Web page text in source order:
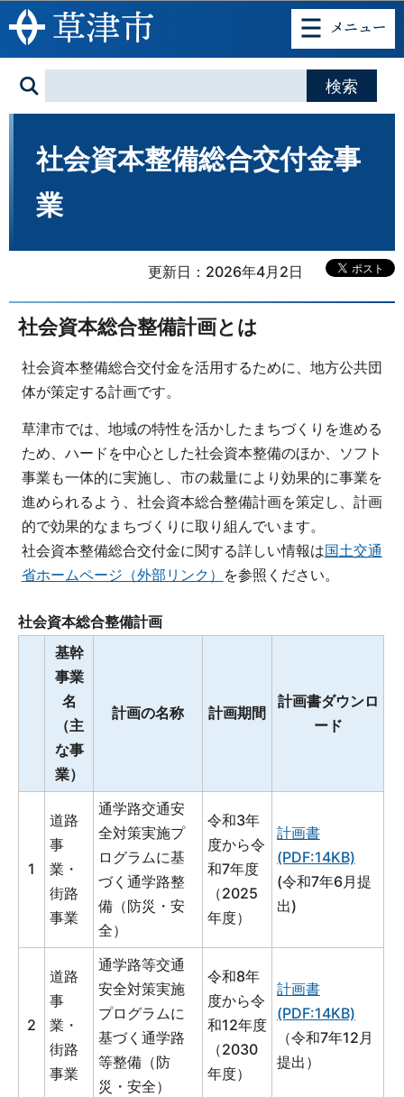
このページの本文へ移動
社会資本整備総合交付金事
業
更新日：2026年4月2日
社会資本総合整備計画とは
社会資本整備総合交付金を活用するために、地方公共団
体が策定する計画です。
草津市では、地域の特性を活かしたまちづくりを進める
ため、ハードを中心とした社会資本整備のほか、ソフト
事業も一体的に実施し、市の裁量により効果的に事業を
進められるよう、社会資本総合整備計画を策定し、計画
的で効果的なまちづくりに取り組んでいます。
社会資本整備総合交付金に関する詳しい情報は国土交通
省ホームページ（外部リンク） を参照ください。
社会資本総合整備計画
基幹
事業
名
（主
な事
業）
計画の名称 計画期間
計画書ダウンロ
ード
1
道路
事
業・
街路
事業
通学路交通安
全対策実施プ
ログラムに基
づく通学路整
備（防災・安
全）
令和3年
度から令
和7年度
（2025
年度）
計画書
(PDF:14KB)
(令和7年6月提
出)
2
道路
事
業・
街路
事業
通学路等交通
安全対策実施
プログラムに
基づく通学路
等整備（防
災・安全）
令和8年
度から令
和12年度
（2030
年度）
計画書
(PDF:14KB)
（令和7年12月
提出）